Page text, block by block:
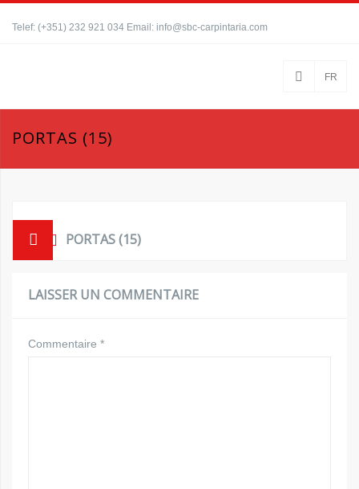
Telef: (+351) 232 921 034 Email: info@sbc-carpintaria.com
FR
PORTAS (15)
PORTAS (15)
LAISSER UN COMMENTAIRE
Commentaire *